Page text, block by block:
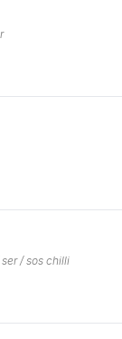
/ sos chilli